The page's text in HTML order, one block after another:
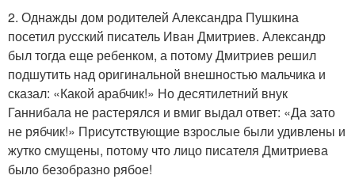
2. Однажды дом родителей Александра Пушкина
посетил русский писатель Иван Дмитриев. Александр
был тогда еще ребенком, а потому Дмитриев решил
подшутить над оригинальной внешностью мальчика и
сказал: «Какой арабчик!» Но десятилетний внук
Ганнибала не растерялся и вмиг выдал ответ: «Да зато
не рябчик!» Присутствующие взрослые были удивлены и
жутко смущены, потому что лицо писателя Дмитриева
было безобразно рябое!